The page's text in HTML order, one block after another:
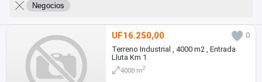
Negocios
UF16.250,00
0
Terreno Industrial , 4000 m2 , Entrada
Lluta Km 1
4000 m2